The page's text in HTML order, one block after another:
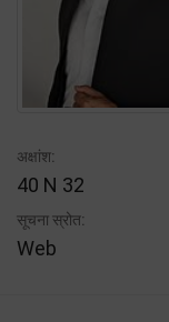
अक्षांश:
40 N 32
सूचना स्रोत:
Web